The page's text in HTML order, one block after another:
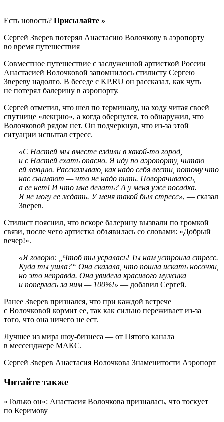
Есть новость? Присылайте »
Сергей Зверев потерял Анастасию Волочкову в аэропорту
во время путешествия
Совместное путешествие с заслуженной артисткой России
Анастасией Волочковой запомнилось стилисту Сергею
Звереву надолго. В беседе с KP.RU он рассказал, как чуть
не потерял балерину в аэропорту.
Сергей отметил, что шел по терминалу, на ходу читая своей
спутнице «лекцию», а когда обернулся, то обнаружил, что
Волочковой рядом нет. Он подчеркнул, что из-за этой
ситуации испытал стресс.
«С Настей мы вместе ездили в какой-то город,
и с Настей ехать опасно. Я иду по аэропорту, читаю
ей лекцию. Рассказываю, как надо себя вести, потому что
нас снимают — что не надо пить. Поворачиваюсь,
а ее нет! И что мне делать? А у меня уже посадка.
Я не могу ее ждать. У меня такой был стресс», — сказал
Зверев.
Стилист пояснил, что вскоре балерину вызвали по громкой
связи, после чего артистка объявилась со словами: «Добрый
вечер!».
«Я говорю: „Чтоб ты усралась! Ты нам устроила стресс.
Куда ты ушла?“ Она сказала, что пошла искать носочки,
но это неправда. Она увидела красивого мужика
и поперлась за ним — 100%!» — добавил Сергей.
Ранее Зверев признался, что при каждой встрече
с Волочковой кормит ее, так как сильно переживает из-за
того, что она ничего не ест.
Лучшее из мира шоу-бизнеса — от Пятого канала
в мессенджере МАКС.
Сергей Зверев Анастасия Волочкова Знаменитости Аэропорт
Читайте также
«Только он»: Анастасия Волочкова призналась, что тоскует
по Керимову